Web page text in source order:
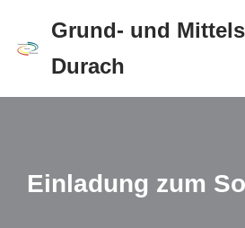
Zum
springen
Grund- und
Durach
Einladung zum